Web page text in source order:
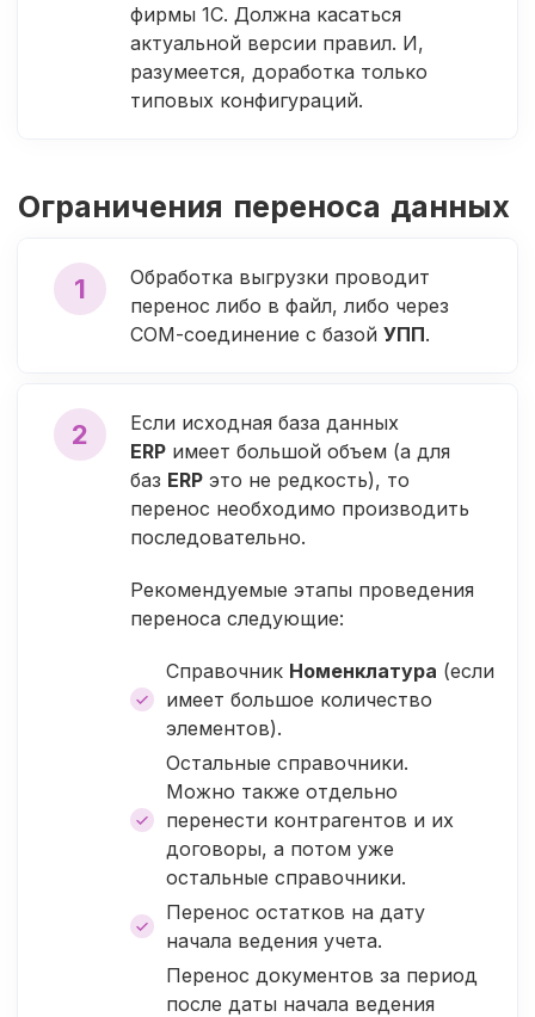
фирмы 1С. Должна касаться
актуальной версии правил. И,
разумеется, доработка только
типовых конфигураций.
Ограничения переноса данных
1
Обработка выгрузки проводит
перенос либо в файл, либо через
СОМ-соединение с базой УПП.
2
Если исходная база данных
ERP имеет большой объем (а для
баз ERP это не редкость), то
перенос необходимо производить
последовательно.
Рекомендуемые этапы проведения
переноса следующие:
Справочник Номенклатура (если
имеет большое количество
элементов).
Остальные справочники.
Можно также отдельно
перенести контрагентов и их
договоры, а потом уже
остальные справочники.
Перенос остатков на дату
начала ведения учета.
Перенос документов за период
после даты начала ведения